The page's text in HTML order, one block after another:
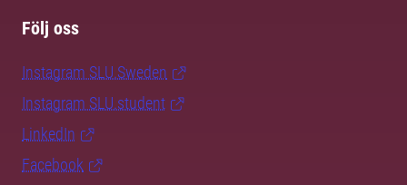
Följ oss
Instagram SLU.Sweden
Instagram SLU.student
LinkedIn
Facebook